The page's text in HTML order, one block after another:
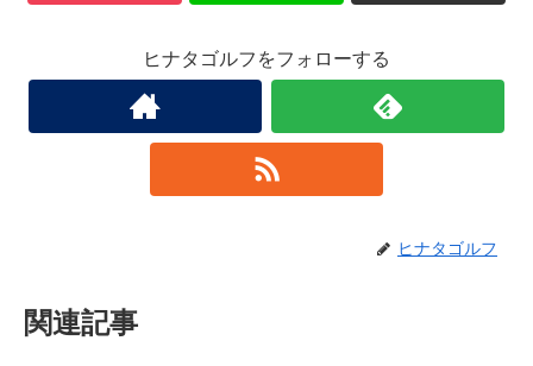
ヒナタゴルフをフォローする
ヒナタゴルフ
関連記事